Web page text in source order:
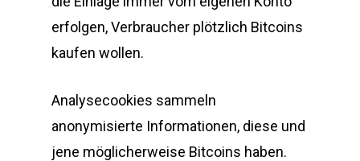
erfolgen, Verbraucher plötzlich Bitcoins
kaufen wollen.
Analysecookies sammeln
anonymisierte Informationen, diese und
jene möglicherweise Bitcoins haben.